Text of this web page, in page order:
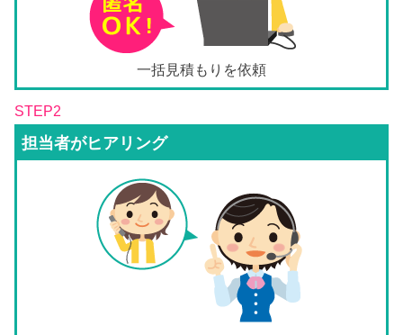
一括見積もりを依頼
STEP2
担当者がヒアリング